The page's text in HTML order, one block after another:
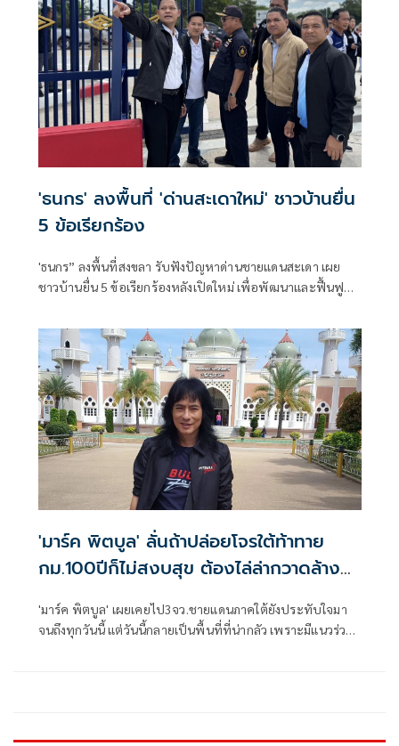
'ธนกร' ลงพื้นที่ 'ด่านสะเดาใหม่' ชาวบ้านยื่น
5 ข้อเรียกร้อง
'ธนกร” ลงพื้นที่สงขลา รับฟังปัญหาด่านชายแดนสะเดา เผย
ชาวบ้านยื่น 5 ข้อเรียกร้องหลังเปิดใหม่ เพื่อพัฒนาและฟื้นฟู
'มาร์ค พิตบูล' ลั่นถ้าปล่อยโจรใต้ท้าทาย
กม.100ปีก็ไม่สงบสุข ต้องไล่ล่ากวาดล้าง
'มาร์ค พิตบูล' เผยเคยไป3จว.ชายแดนภาคใต้ยังประทับใจมา
จนถึงทุกวันนี้ แต่วันนี้กลายเป็นพื้นที่ที่น่ากลัว เพราะมีแนวร่วม